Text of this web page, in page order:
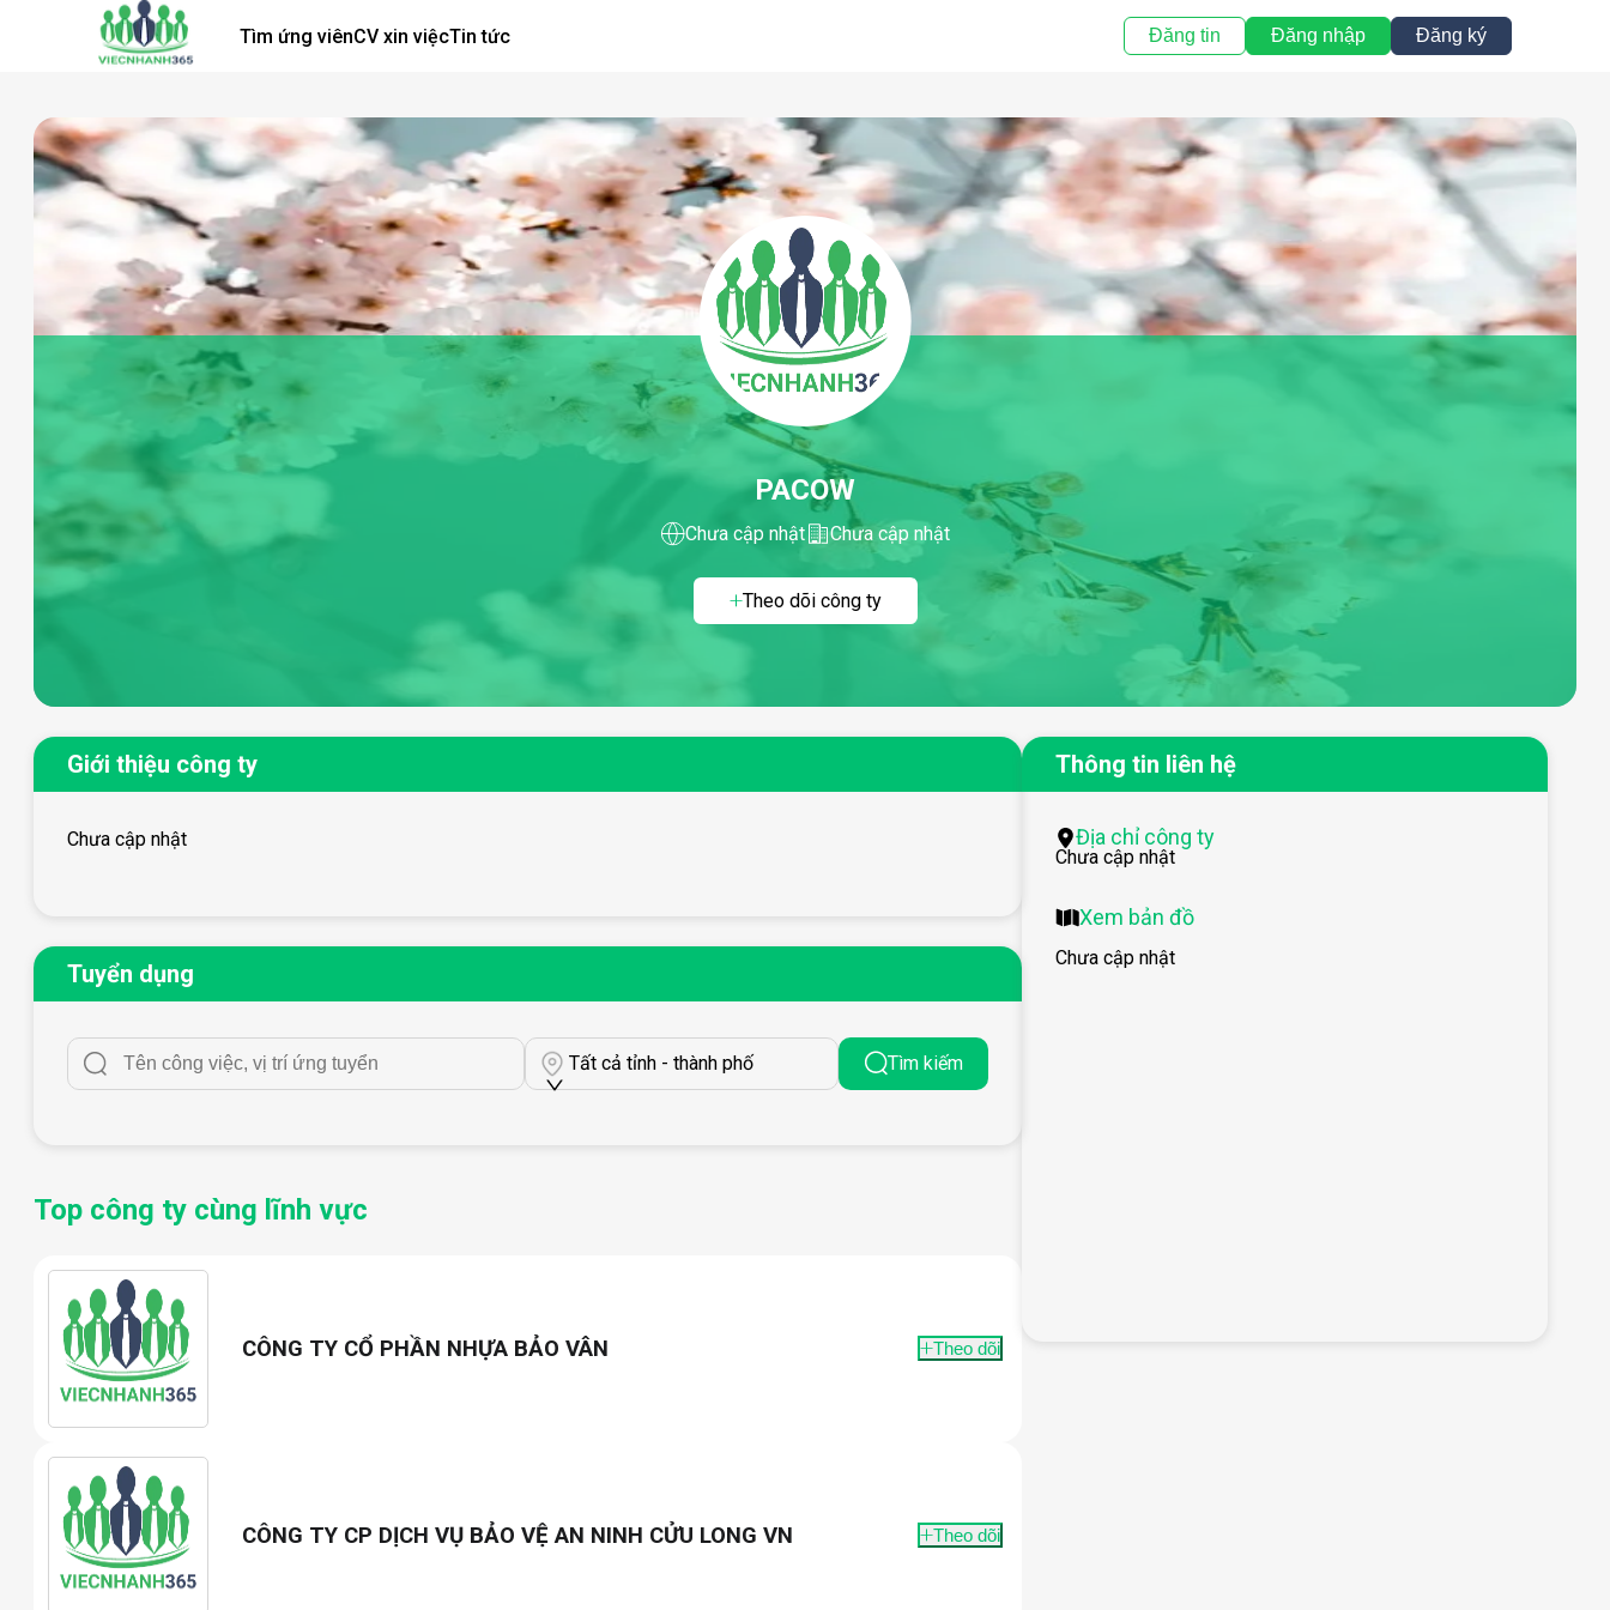
Tìm ứng viênCV xin việcTin tức Đăng tin Đăng nhập Đăng ký
PACOW
Chưa cập nhật Chưa cập nhật
Theo dõi công ty
Giới thiệu công ty
Chưa cập nhật
Tuyển dụng
Tất cả tỉnh - thành phố Tìm kiếm
Top công ty cùng lĩnh vực
CÔNG TY CỔ PHẦN NHỰA BẢO VÂN Theo dõi
CÔNG TY CP DỊCH VỤ BẢO VỆ AN NINH CỬU LONG VN Theo dõi
Thông tin liên hệ
Địa chỉ công ty
Chưa cập nhật
Xem bản đồ
Chưa cập nhật